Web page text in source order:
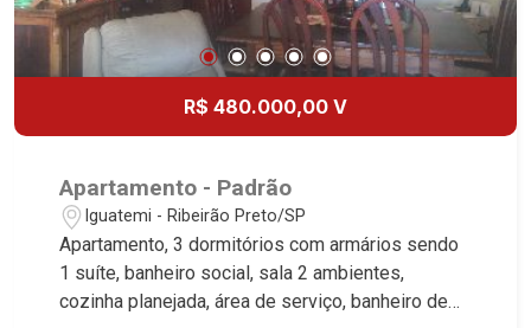
Gogh, Cenário, Parc Sul, Alleanza D?Oro, Rodin,
Candeias, Apiacás, Blend Coliving, Una Caramuru,
Quintessence, Liber Condomínio Resort, Asas do
Sul, Tapuias Residencial, Manhattan, Lumiere,
Civitas, Apogeo, Frankfurt, Emerald, Spazio
Solo, Cambuí, Philadelphia, Victória Hill, San
Pierre, Estocolmo, La Défense, Toulouse, Saint
Étienne, Monet, Rembrandt, Montreux, Genève,
Quebec, Blue Note, Noruega, Normandie, Jataí,
Via Frattina e Triomphe. Avenida João Fiúsa, 1051
R$ 480.000,00 V
Apartamento - Padrão
Iguatemi - Ribeirão Preto/SP
Apartamento, 3 dormitórios com armários sendo
1 suíte, banheiro social, sala 2 ambientes,
cozinha planejada, área de serviço, banheiro de